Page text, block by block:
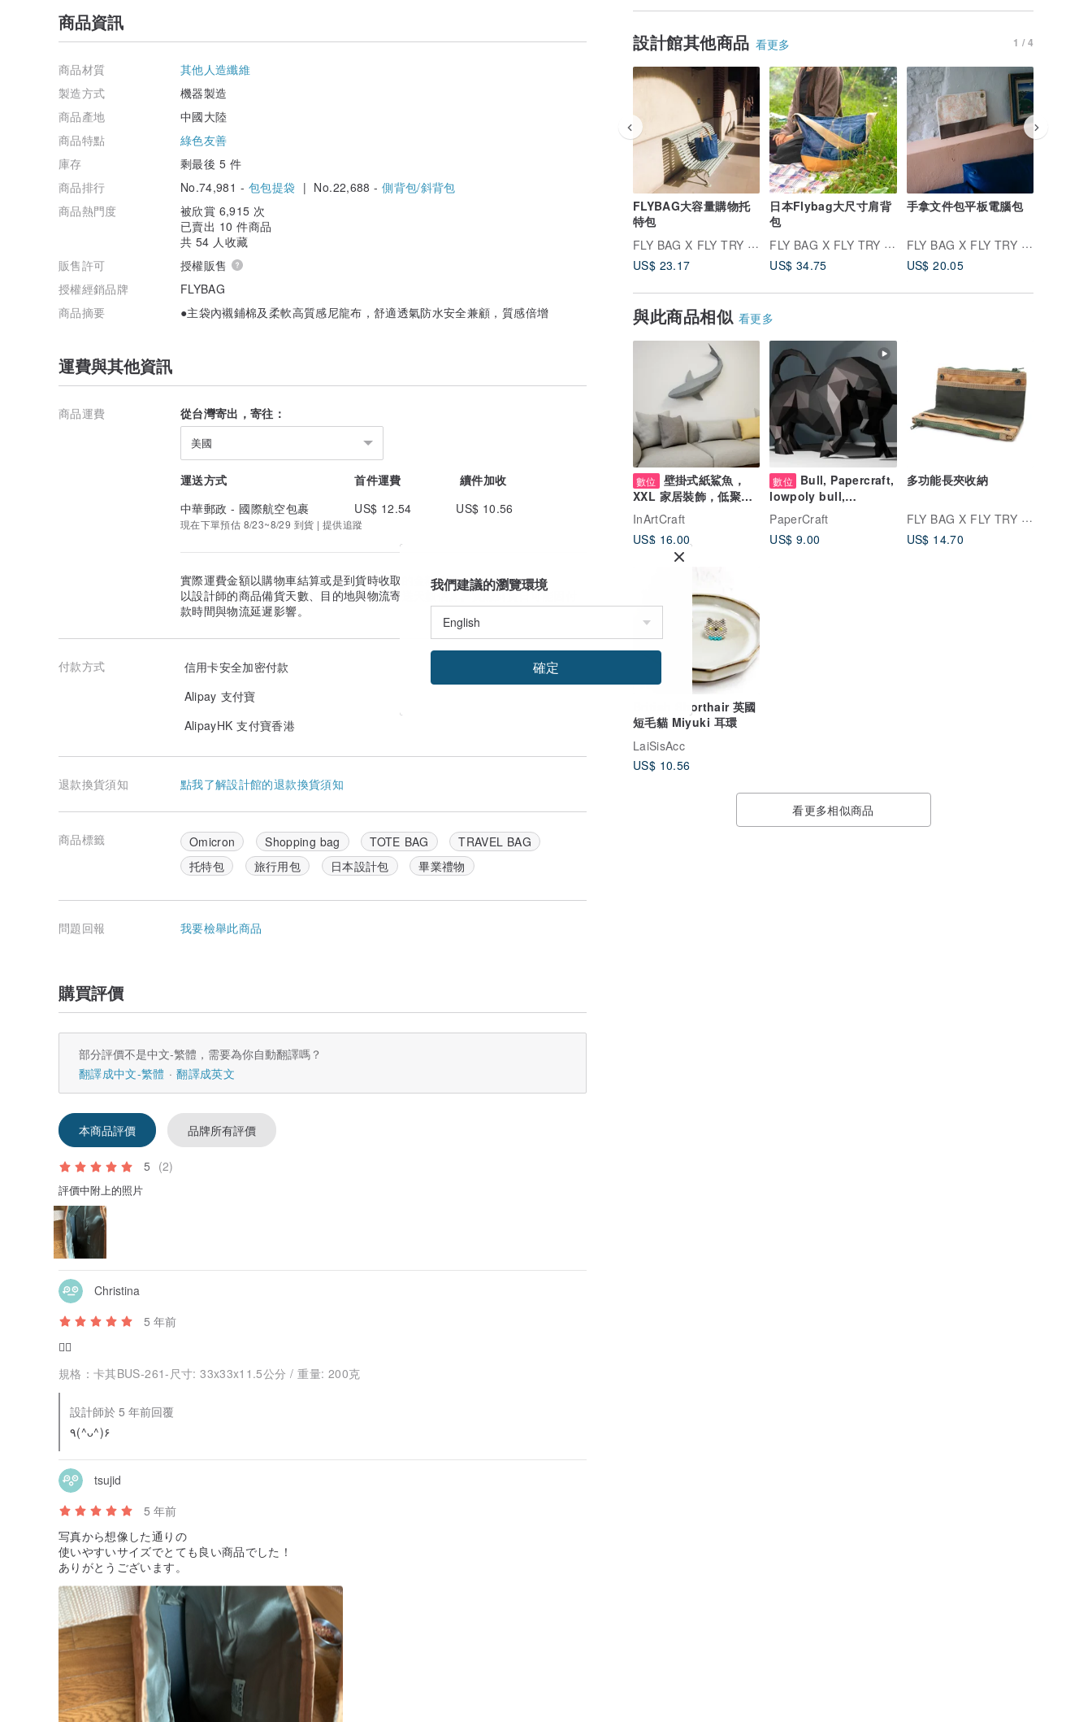
設計館其他商品 看更多 1 / 4
FLYBAG大容量購物托
特包
FLY BAG X FLY TRY BAG
US$ 23.17
日本Flybag大尺寸肩背
包
FLY BAG X FLY TRY BAG
US$ 34.75
手拿文件包平板電腦包
FLY BAG X FLY TRY BAG
US$ 20.05
與此商品相似 看更多
數位
壁掛式紙鯊魚，
XXL 家居裝飾，低聚紙
模型，數字模板
InArtCraft
US$ 16.00
數位
Bull, Papercraft,
lowpoly bull,
Decor3D
PaperCraft
US$ 9.00
多功能長夾收納
FLY BAG X FLY TRY BAG
US$ 14.70
British Shorthair 英國
短毛貓 Miyuki 耳環
LaiSisAcc
US$ 10.56
看更多相似商品
商品資訊
商品材質
其他人造纖維
製造方式
機器製造
商品產地
中國大陸
商品特點
綠色友善
庫存
剩最後 5 件
商品排行
No.74,981 - 包包提袋 | No.22,688 -側背包/斜背包
商品熱門度
被欣賞 6,915 次
已賣出 10 件商品
共 54 人收藏
販售許可
授權販售
授權經銷品牌
FLYBAG
商品摘要
●主袋內襯鋪棉及柔軟高質感尼龍布，舒適透氣防水安全兼顧，質感倍增
運費與其他資訊
商品運費 從台灣寄出，寄往：
美國
運送方式 首件運費
續件加收
中華郵政 - 國際航空包裹
US$ 12.54 US$ 10.56
現在下單預估 8/23~8/29 到貨 | 提供追蹤
實際運費金額以購物車結算或是到貨時收取的金額為準。
以設計師的商品備貨天數、目的地與物流寄送天數估算。實際到貨日可能因付
款時間與物流延遲影響。
付款方式
信用卡安全加密付款
Alipay 支付寶
AlipayHK 支付寶香港
退款換貨須知 點我了解設計館的退款換貨須知
商品標籤 Omicron Shopping bag TOTE BAG
TRAVEL BAG
托特包
旅行用包 日本設計包 畢業禮物
問題回報 我要檢舉此商品
購買評價
部分評價不是中文-繁體，需要為你自動翻譯嗎？
翻譯成中文-繁體
翻譯成英文
本商品評價 品牌所有評價
5 (2)
評價中附上的照片
Christina
5 年前
👍🏻
規格：卡其BUS-261-尺寸: 33x33x11.5公分 / 重量: 200克
設計師於 5 年前回覆
٩(^ᴗ^)۶
tsujid
5 年前
写真から想像した通りの
使いやすいサイズでとても良い商品でした！
ありがとうございます。
我們建議的瀏覽環境
確定